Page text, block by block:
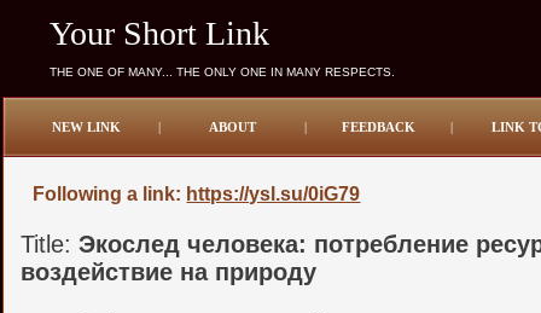
Your Short Link
THE ONE OF MANY... THE ONLY ONE IN MANY RESPECTS.
NEW LINK | ABOUT | FEEDBACK | LINK
Following a link: https://ysl.su/0iG79
Title:Экослед человека: потребление
воздействие на природу